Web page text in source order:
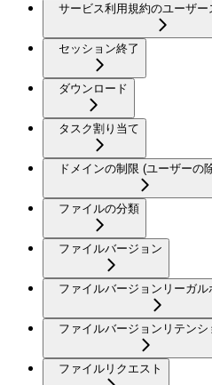
サービス利用規約のユーザー
セッション終了
ダウンロード
タスク割り当て
ドメインの制限 (ユーザーの
ファイルの分類
ファイルバージョン
ファイルバージョンリーガル
ファイルバージョンリテンシ
ファイルリクエスト